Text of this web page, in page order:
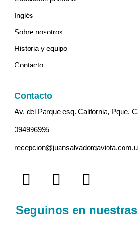
Inglés
Sobre nosotros
Historia y equipo
Contacto
Contacto
Av. del Parque esq. California, Pque.
094996995
Seguinos en